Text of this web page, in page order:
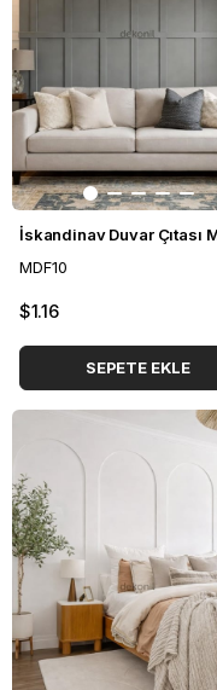
MDF10
$1.16
SEPETE EKLE